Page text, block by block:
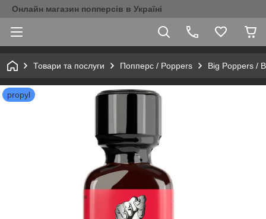
Онлайн магазин попперсів в Україні
Товари та послуги Попперс / Poppers Big Poppers /
propyl